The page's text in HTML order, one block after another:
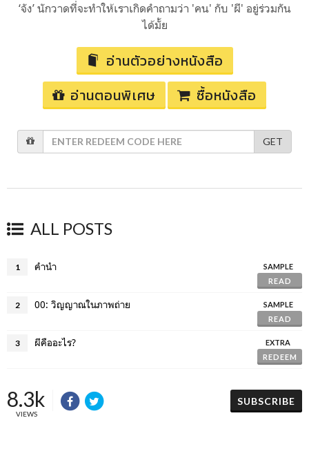
‘จัง’ นักวาดที่จะทำให้เราเกิดคำถามว่า 'คน' กับ 'ผี' อยู่ร่วมกัน
ได้มั้ย
อ่านตัวอย่างหนังสือ
อ่านตอนพิเศษ
ซื้อหนังสือ
GET
ALL POSTS
1 คำนำ
SAMPLE
READ
2 00: วิญญาณในภาพถ่าย
SAMPLE
READ
3 ผีคืออะไร?
EXTRA
REDEEM
8.3k
VIEWS
SUBSCRIBE